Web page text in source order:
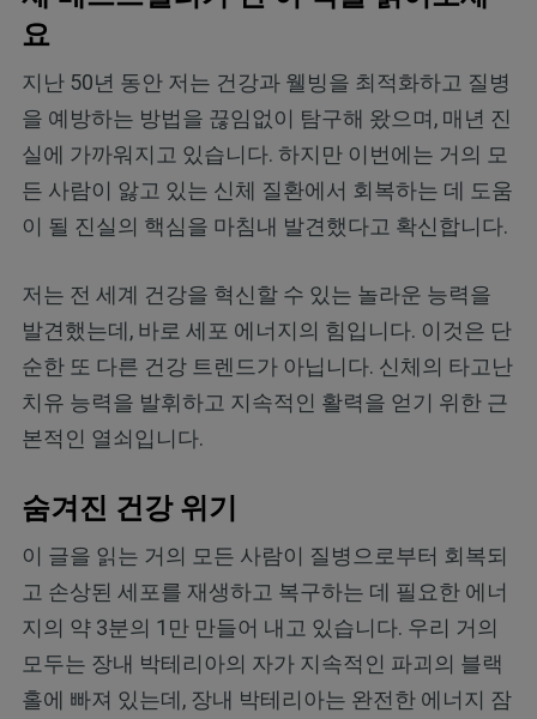
요
지난 50년 동안 저는 건강과 웰빙을 최적화하고 질병
을 예방하는 방법을 끊임없이 탐구해 왔으며, 매년 진
실에 가까워지고 있습니다. 하지만 이번에는 거의 모
든 사람이 앓고 있는 신체 질환에서 회복하는 데 도움
이 될 진실의 핵심을 마침내 발견했다고 확신합니다.
저는 전 세계 건강을 혁신할 수 있는 놀라운 능력을
발견했는데, 바로 세포 에너지의 힘입니다. 이것은 단
순한 또 다른 건강 트렌드가 아닙니다. 신체의 타고난
치유 능력을 발휘하고 지속적인 활력을 얻기 위한 근
본적인 열쇠입니다.
숨겨진 건강 위기
이 글을 읽는 거의 모든 사람이 질병으로부터 회복되
고 손상된 세포를 재생하고 복구하는 데 필요한 에너
지의 약 3분의 1만 만들어 내고 있습니다. 우리 거의
모두는 장내 박테리아의 자가 지속적인 파괴의 블랙
홀에 빠져 있는데, 장내 박테리아는 완전한 에너지 잠